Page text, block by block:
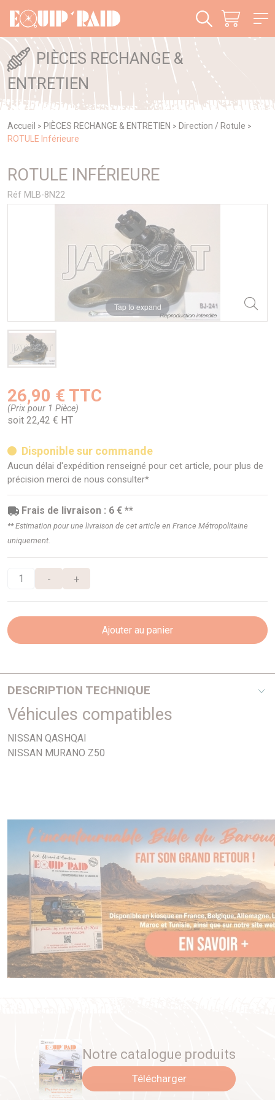
PIÈCES RECHANGE &
ENTRETIEN
Accueil > PIÈCES RECHANGE & ENTRETIEN > Direction / Rotule >
ROTULE Inférieure
ROTULE INFÉRIEURE
Réf MLB-8N22
Tap to expand
26,90 € TTC
(Prix pour 1 Pièce)
soit 22,42 € HT
Disponible sur commande
Aucun délai d'expédition renseigné pour cet article, pour plus de
précision merci de nous consulter*
Frais de livraison : 6 € **
** Estimation pour une livraison de cet article en France Métropolitaine
uniquement.
- +
Ajouter au panier
DESCRIPTION TECHNIQUE
PHOTO NON CONTRACTUELLE
Véhicules compatibles
NISSAN QASHQAI
NISSAN MURANO Z50
Notre catalogue produits
Télécharger
Panneau de gestion des cookies